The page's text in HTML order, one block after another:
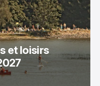
et loisirs